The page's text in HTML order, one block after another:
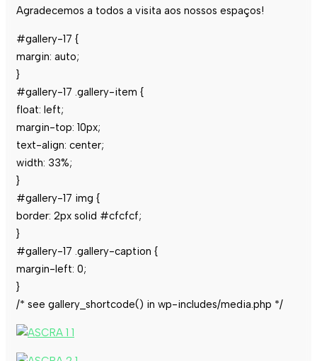
Agradecemos a todos a visita aos nossos espaços!
#gallery-17 {
margin: auto;
}
#gallery-17 .gallery-item {
float: left;
margin-top: 10px;
text-align: center;
width: 33%;
}
#gallery-17 img {
border: 2px solid #cfcfcf;
}
#gallery-17 .gallery-caption {
margin-left: 0;
}
/* see gallery_shortcode() in wp-includes/media.php */